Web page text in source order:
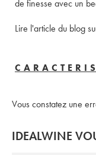
de finesse avec un
Lire l'article du blog
Vous constatez une
IDEALWINE